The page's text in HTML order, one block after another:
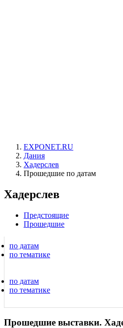
EXPONET.RU
Дания
Хадерслев
Прошедшие по датам
Хадерслев
Предстоящие
Прошедшие
по датам
по тематике
по датам
по тематике
Прошедшие выставки.